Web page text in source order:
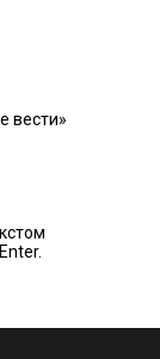
вести»